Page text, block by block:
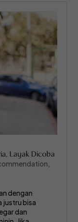
Layak Dicoba
dengan
justru bisa
dan